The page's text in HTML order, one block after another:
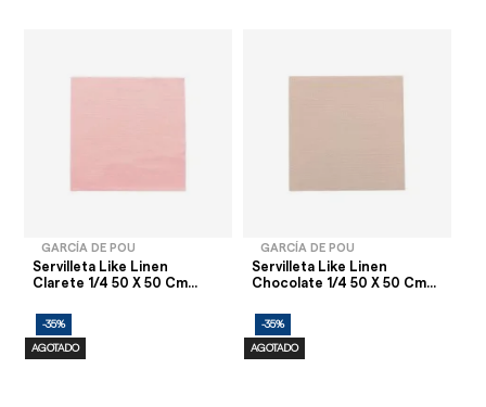
GARCÍA DE POU
Servilleta Like Linen
Clarete 1/4 50 X 50 Cm...
-35%
AGOTADO
GARCÍA DE POU
Servilleta Like Linen
Chocolate 1/4 50 X 50 Cm...
-35%
AGOTADO